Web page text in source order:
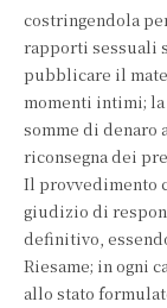
costringendola
rapporti sessuali
pubblicare il
momenti intimi;
somme di denaro
riconsegna dei
Il provvedimento
giudizio di
definitivo,
Riesame; in ogni
allo stato